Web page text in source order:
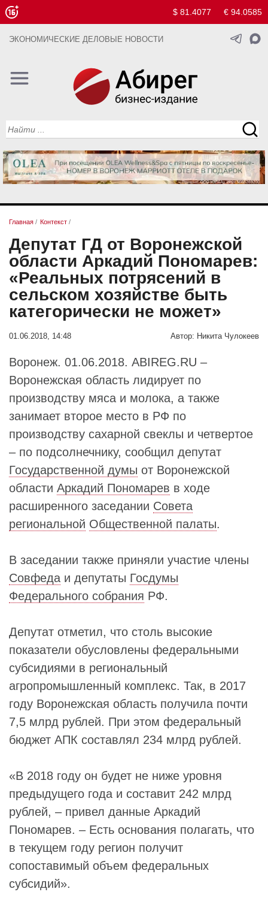
$ 81.4077 € 94.0585
ЭКОНОМИЧЕСКИЕ ДЕЛОВЫЕ НОВОСТИ
Главная / Контекст /
Депутат ГД от Воронежской
области Аркадий Пономарев:
«Реальных потрясений в
сельском хозяйстве быть
категорически не может»
01.06.2018, 14:48 Автор: Никита Чулокеев
Воронеж. 01.06.2018. ABIREG.RU –
Воронежская область лидирует по
производству мяса и молока, а также
занимает второе место в РФ по
производству сахарной свеклы и четвертое
– по подсолнечнику, сообщил депутат
Государственной думы от Воронежской
области Аркадий Пономарев в ходе
расширенного заседании Совета
региональной Общественной палаты.
В заседании также приняли участие члены
Совфеда и депутаты Госдумы
Федерального собрания РФ.
Депутат отметил, что столь высокие
показатели обусловлены федеральными
субсидиями в региональный
агропромышленный комплекс. Так, в 2017
году Воронежская область получила почти
7,5 млрд рублей. При этом федеральный
бюджет АПК составлял 234 млрд рублей.
«В 2018 году он будет не ниже уровня
предыдущего года и составит 242 млрд
рублей, – привел данные Аркадий
Пономарев. – Есть основания полагать, что
в текущем году регион получит
сопоставимый объем федеральных
субсидий».